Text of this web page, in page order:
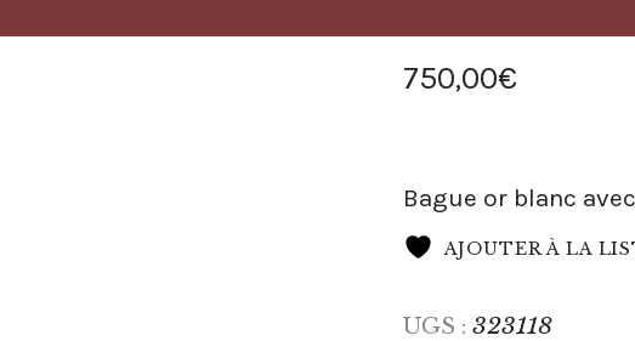
750,00€
Bague or blanc
AJOUTER À LA
UGS : 323118